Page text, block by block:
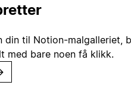
din til Notion-malgalleriet,
med bare noen få klikk.